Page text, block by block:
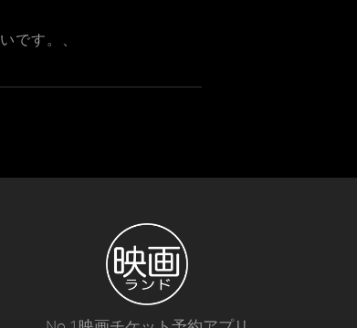
です。、